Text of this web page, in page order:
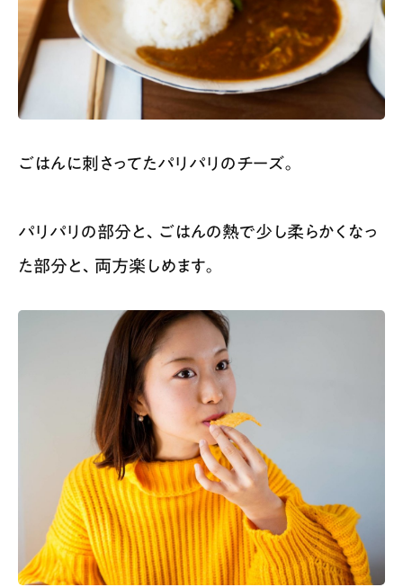
ごはんに刺さってたパリパリのチーズ。
パリパリの部分と、ごはんの熱で少し柔らかくなっ
た部分と、両方楽しめます。